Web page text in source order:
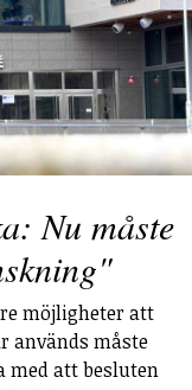
Nu måste
möjligheter att
används måste
med att besluten